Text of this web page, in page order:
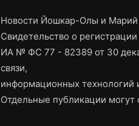
Новости Йошкар-Олы и
Свидетельство о
ИА № ФС 77 - 82389 от 30
связи,
информационных технологий
Отдельные публикации могут